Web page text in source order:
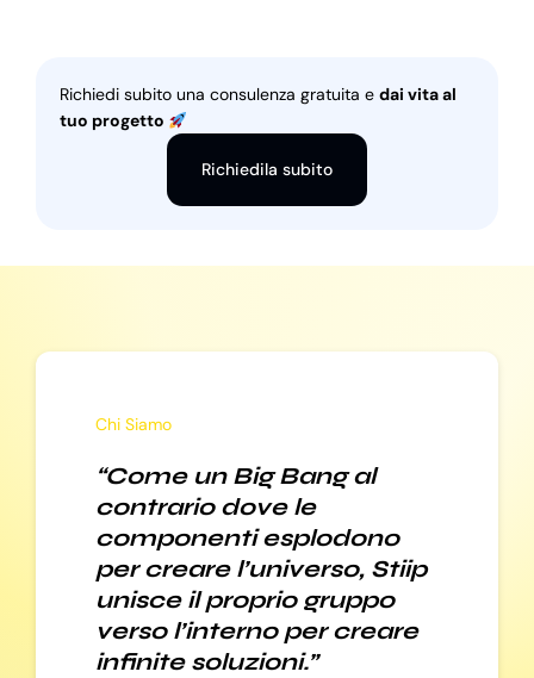
Richiedi subito una consulenza gratuita e dai vita al
tuo progetto
Richiedila subito
Chi Siamo
“Come un Big Bang al
contrario dove le
componenti esplodono
per creare l’universo, Stiip
unisce il proprio gruppo
verso l’interno per creare
infinite soluzioni.”